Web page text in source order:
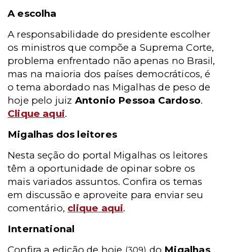
A escolha
A responsabilidade do presidente escolher
os ministros que compõe a Suprema Corte,
problema enfrentado não apenas no Brasil,
mas na maioria dos países democráticos, é
o tema abordado nas Migalhas de peso de
hoje pelo juiz Antonio Pessoa Cardoso.
Clique aqui.
Migalhas dos leitores
Nesta seção do portal Migalhas os leitores
têm a oportunidade de opinar sobre os
mais variados assuntos. Confira os temas
em discussão e aproveite para enviar seu
comentário, clique aqui.
International